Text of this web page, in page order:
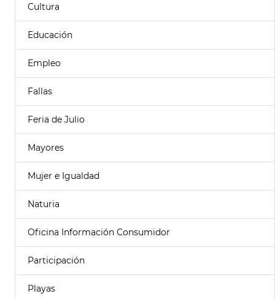
Cultura
Educación
Empleo
Fallas
Feria de Julio
Mayores
Mujer e Igualdad
Naturia
Oficina Información Consumidor
Participación
Playas